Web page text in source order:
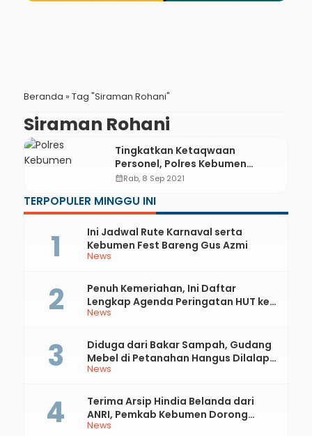
Beranda » Tag "Siraman Rohani"
Siraman Rohani
Tingkatkan Ketaqwaan
Personel, Polres Kebumen
Hadirkan Gus Fauzan
calendar_monthRab, 8 Sep 2021
TERPOPULER MINGGU INI
News
Ini Jadwal Rute Karnaval serta
Kebumen Fest Bareng Gus Azmi
News
Penuh Kemeriahan, Ini Daftar
Lengkap Agenda Peringatan HUT ke-
81 RI dan Hari Jadi ke-397 Kabupaten
News
Diduga dari Bakar Sampah, Gudang
Mebel di Petanahan Hangus Dilalap
Api
News
Terima Arsip Hindia Belanda dari
ANRI, Pemkab Kebumen Dorong
Integrasi Sejarah, Geopark, dan